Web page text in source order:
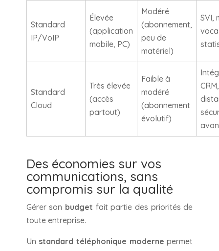
Standard
IP/VoIP
Élevée
(application
mobile, PC)
Modéré
(abonnement,
peu de
matériel)
SVI,
Standard
Cloud
Très élevée
(accès
partout)
Faible à
modéré
(abonnement
évolutif)
Des économies sur vos
communications, sans
compromis sur la qualité
Gérer son budget fait partie des priorités de
toute entreprise.
Un standard téléphonique moderne permet